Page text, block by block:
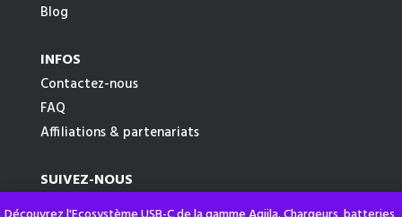
Blog
INFOS
Contactez-nous
FAQ
Affiliations & partenariats
SUIVEZ-NOUS